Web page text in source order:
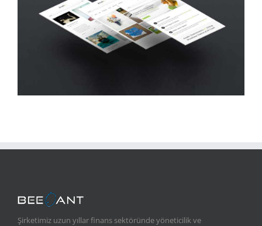
Şirketimiz uzun yıllar finans sektöründe yöneticilik ve